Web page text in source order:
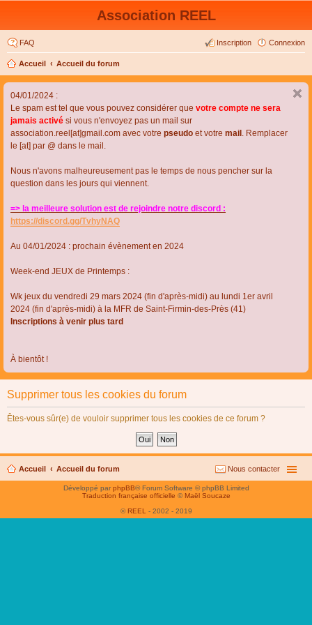
Association REEL
FAQ Connexion
Inscription
Accueil Accueil du forum
04/01/2024 :
Le spam est tel que vous pouvez considérer que votre compte ne sera
jamais activé si vous n'envoyez pas un mail sur
association.reel[at]gmail.com avec votre pseudo et votre mail . Remplacer
le [at] par @ dans le mail.
Nous n'avons malheureusement pas le temps de nous pencher sur la
question dans les jours qui viennent.
=> la meilleure solution est de rejoindre notre discord :
https://discord.gg/TvhyNAQ
Au 04/01/2024 : prochain évènement en 2024
Week-end JEUX de Printemps :
Wk jeux du vendredi 29 mars 2024 (fin d'après-midi) au lundi 1er avril
2024 (fin d'après-midi) à la MFR de Saint-Firmin-des-Près (41)
Inscriptions à venir plus tard
À bientôt !
Supprimer tous les cookies du forum
Êtes-vous sûr(e) de vouloir supprimer tous les cookies de ce forum ?
Accueil Accueil du forum Nous contacter
Développé parphpBB® Forum Software © phpBB Limited
Traduction française officielle © Maël Soucaze
© REEL - 2002 - 2019